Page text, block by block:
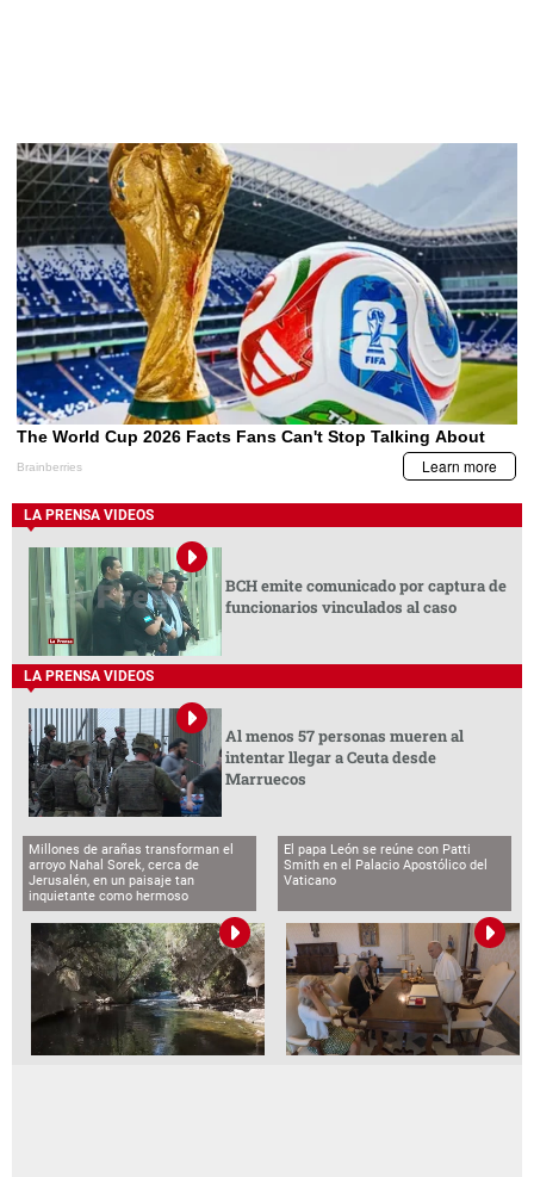
LA PRENSA VIDEOS
BCH emite comunicado por captura de
funcionarios vinculados al caso
LA PRENSA VIDEOS
Al menos 57 personas mueren al
intentar llegar a Ceuta desde
Marruecos
Millones de arañas transforman el
arroyo Nahal Sorek, cerca de
Jerusalén, en un paisaje tan
inquietante como hermoso
El papa León se reúne con Patti
Smith en el Palacio Apostólico del
Vaticano